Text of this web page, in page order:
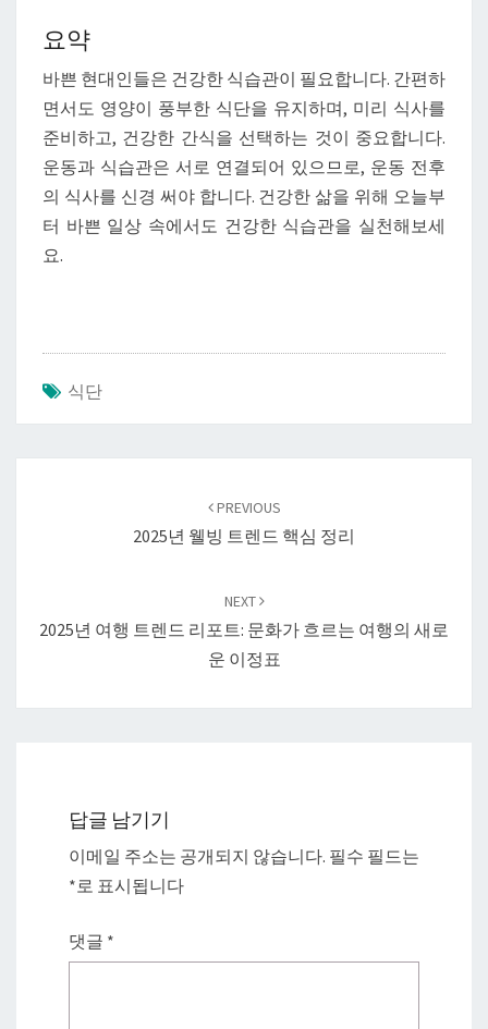
요약
바쁜 현대인들은 건강한 식습관이 필요합니다. 간편하
면서도 영양이 풍부한 식단을 유지하며, 미리 식사를
준비하고, 건강한 간식을 선택하는 것이 중요합니다.
운동과 식습관은 서로 연결되어 있으므로, 운동 전후
의 식사를 신경 써야 합니다. 건강한 삶을 위해 오늘부
터 바쁜 일상 속에서도 건강한 식습관을 실천해보세
요.
식단
PREVIOUS
2025년 웰빙 트렌드 핵심 정리
NEXT
2025년 여행 트렌드 리포트: 문화가 흐르는 여행의 새로
운 이정표
답글 남기기
이메일 주소는 공개되지 않습니다. 필수 필드는
*로 표시됩니다
댓글 *